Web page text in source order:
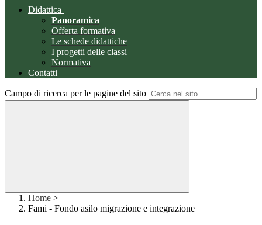
Didattica
Panoramica
Offerta formativa
Le schede didattiche
I progetti delle classi
Normativa
Contatti
Campo di ricerca per le pagine del sito
Home >
Fami - Fondo asilo migrazione e integrazione